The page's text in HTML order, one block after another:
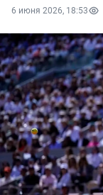
6 июня 2026, 18:53